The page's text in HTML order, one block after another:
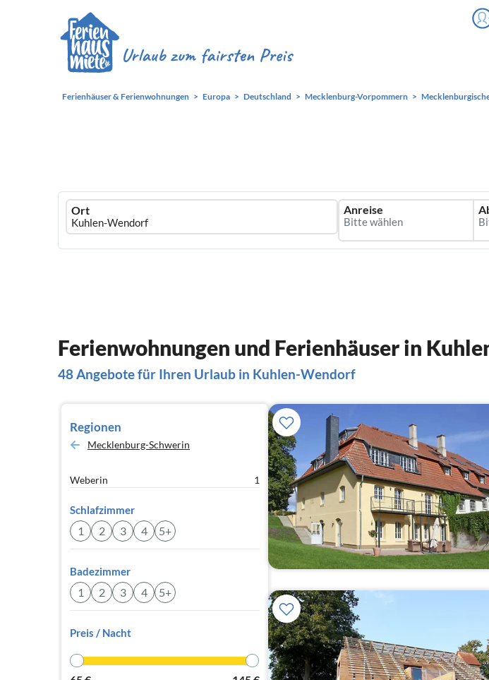
Ferienhäuser & Ferienwohnungen Europa Deutschland Mecklenburg-Vorpommern
Ferienhausmiete
logo
Ort Anreise
Ferienwohnungen und Ferienhäuser in
48 Angebote für Ihren Urlaub in Kuhlen-Wendorf
Regionen
Mecklenburg-Schwerin
Weberin 1
Schlafzimmer
1 2 3 4 5+
Badezimmer
1 2 3 4 5+
Preis / Nacht